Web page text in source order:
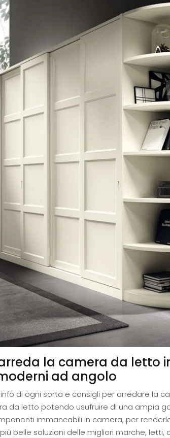
la camera da letto
ad angolo
di ogni sorta e consigli per arredare la
da letto potendo usufruire di una ampia
immancabili in camera, per
belle soluzioni delle migliori marche,